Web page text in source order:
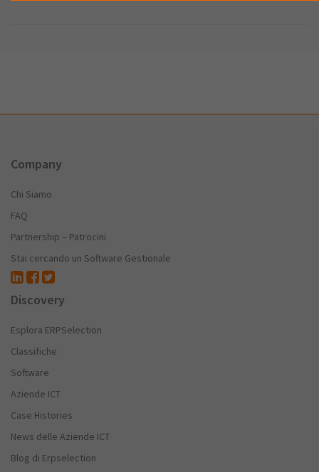
Company
Chi Siamo
FAQ
Partnership – Patrocini
Stai cercando un Software Gestionale
Discovery
Esplora ERPSelection
Classifiche
Software
Aziende ICT
Case Histories
News delle Aziende ICT
Blog di Erpselection